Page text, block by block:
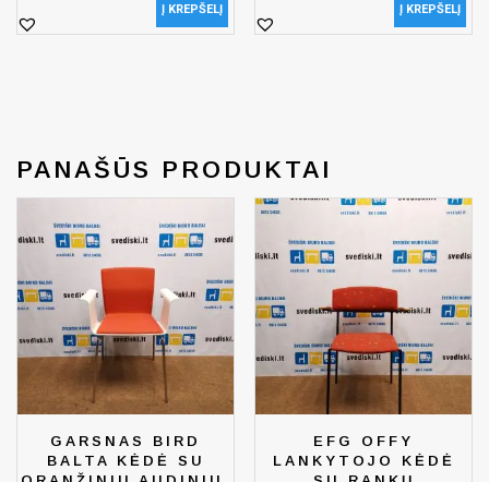
Į KREPŠELĮ Į KREPŠELĮ
PANAŠŪS PRODUKTAI
GARSNAS BIRD
BALTA KĖDĖ SU
EFG OFFY
LANKYTOJO KĖDĖ